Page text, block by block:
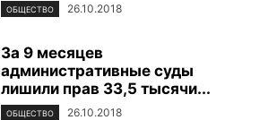
ОБЩЕСТВО 26.10.2018
За 9 месяцев
административные суды
лишили прав 33,5 тысячи...
ОБЩЕСТВО 26.10.2018